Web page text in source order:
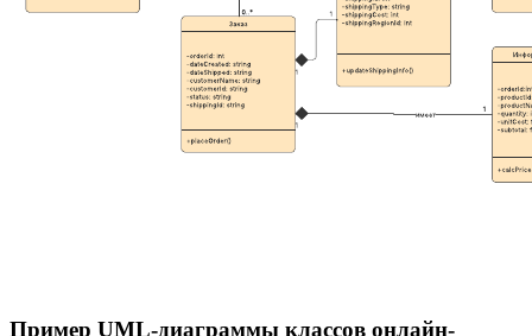
Пример UML-диаграммы классов онлайн-